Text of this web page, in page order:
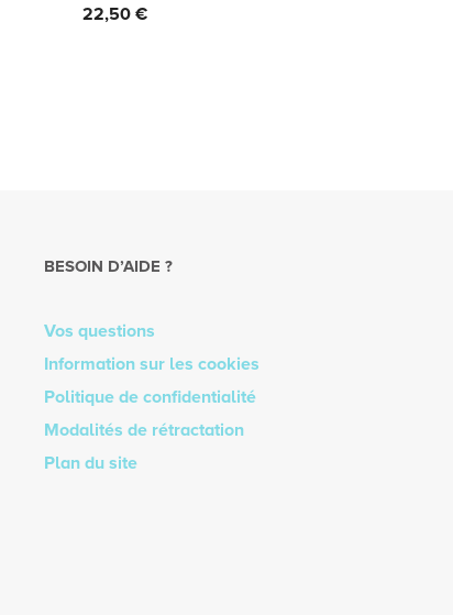
Prix
22,50 €
BESOIN D’AIDE ?
Vos questions
Information sur les cookies
Politique de confidentialité
Modalités de rétractation
Plan du site